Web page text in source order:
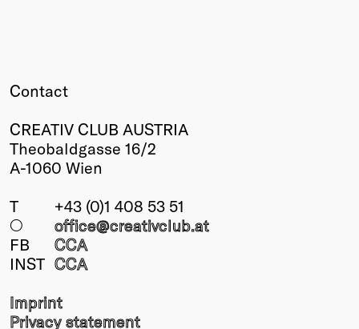
Contact
CREATIV CLUB AUSTRIA
Theobaldgasse 16/2
A-1060 Wien
T
+43 (0)1 408 53 51
○
office@creativclub.at
FB
CCA
INST CCA
Imprint
Privacy statement